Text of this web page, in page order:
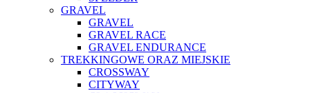
GRAVEL
GRAVEL
GRAVEL RACE
GRAVEL ENDURANCE
TREKKINGOWE ORAZ MIEJSKIE
CROSSWAY
CITYWAY